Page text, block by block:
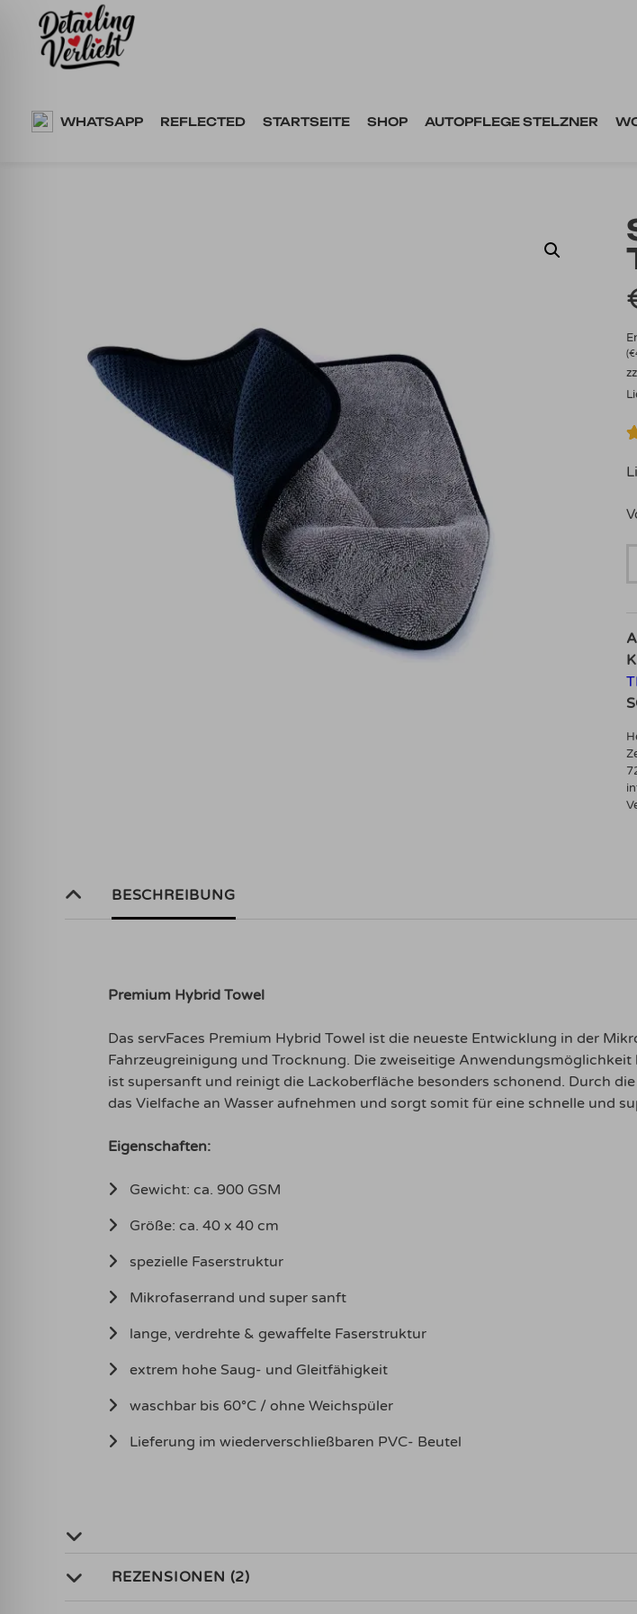
Springe
WHATSAPP REFLECTED STARTSEITE SHOP AUTOPFLEGE STELZNER
(€
BESCHREIBUNG
Premium Hybrid Towel
Das servFaces Premium Hybrid Towel ist die neueste Entwicklung in der
Fahrzeugreinigung und Trocknung. Die zweiseitige
ist supersanft und reinigt die Lackoberfläche besonders schonend. Durch
das Vielfache an Wasser aufnehmen und sorgt somit für eine schnelle und
Eigenschaften:
Gewicht: ca. 900 GSM
Größe: ca. 40 x 40 cm
spezielle Faserstruktur
Mikrofaserrand und super sanft
lange, verdrehte & gewaffelte Faserstruktur
extrem hohe Saug- und Gleitfähigkeit
waschbar bis 60°C / ohne Weichspüler
Lieferung im wiederverschließbaren PVC- Beutel
REZENSIONEN (2)